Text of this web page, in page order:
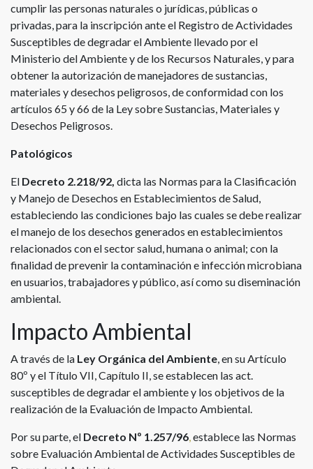
cumplir las personas naturales o jurídicas, públicas o
privadas, para la inscripción ante el Registro de Actividades
Susceptibles de degradar el Ambiente llevado por el
Ministerio del Ambiente y de los Recursos Naturales, y para
obtener la autorización de manejadores de sustancias,
materiales y desechos peligrosos, de conformidad con los
artículos 65 y 66 de la Ley sobre Sustancias, Materiales y
Desechos Peligrosos.
Patológicos
El Decreto 2.218/92, dicta las Normas para la Clasificación
y Manejo de Desechos en Establecimientos de Salud,
estableciendo las condiciones bajo las cuales se debe realizar
el manejo de los desechos generados en establecimientos
relacionados con el sector salud, humana o animal; con la
finalidad de prevenir la contaminación e infección microbiana
en usuarios, trabajadores y público, así como su diseminación
ambiental.
Impacto Ambiental
A través de la Ley Orgánica del Ambiente, en su Artículo
80º y el Título VII, Capítulo II, se establecen las act.
susceptibles de degradar el ambiente y los objetivos de la
realización de la Evaluación de Impacto Ambiental.
Por su parte, el Decreto Nº 1.257/96,establece las Normas
sobre Evaluación Ambiental de Actividades Susceptibles de